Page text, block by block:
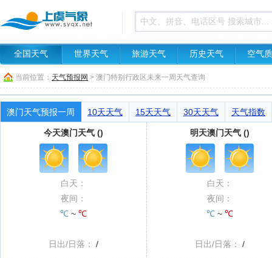
全国天气 世界天气 旅游天气 历史天气 空气
当前位置： 天气预报网 > 澳门特别行政区未来一周天气查询
澳门天气预报一周 10天天气 15天天气 30天天气 天气指数
今天澳门天气 ()
白天：
夜间：
℃ ~ ℃
日出/日落： /
明天澳门天气 ()
白天：
夜间：
℃ ~ ℃
日出/日落： /